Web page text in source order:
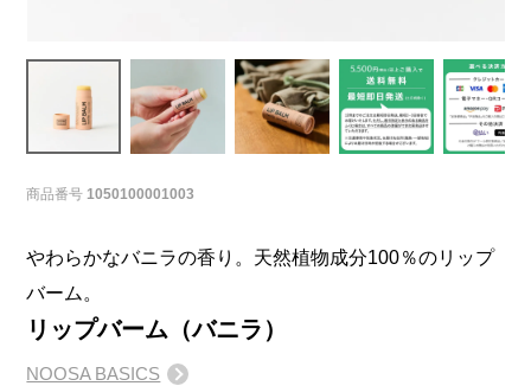
商品番号 1050100001003
やわらかなバニラの香り。天然植物成分100％のリップ
バーム。
リップバーム（バニラ）
NOOSA BASICS